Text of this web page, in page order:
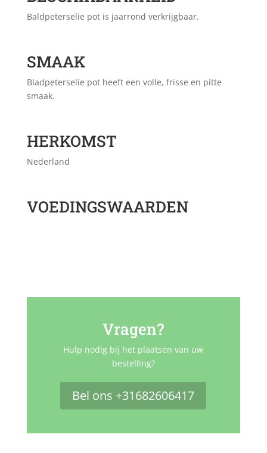
Baldpeterselie pot is jaarrond verkrijgbaar.
SMAAK
Bladpeterselie pot heeft een volle, frisse en pitte
smaak.
HERKOMST
Nederland
VOEDINGSWAARDEN
Vragen?
Hulp nodig bij het plaatsen van uw
bestelling?
Bel ons +31682606417